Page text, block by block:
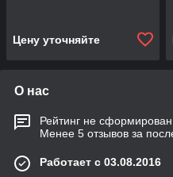
Цену уточняйте
О нас
Рейтинг не сформирован
Менее 5 отзывов за
Работает с 03.08.2016